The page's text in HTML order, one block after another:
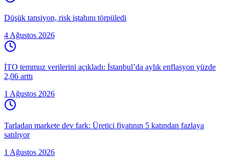
Düşük tansiyon, risk iştahını törpüledi
4 Ağustos 2026
İTO temmuz verilerini açıkladı: İstanbul’da aylık enflasyon yüzde
2,06 arttı
1 Ağustos 2026
Tarladan markete dev fark: Üretici fiyatının 5 katından fazlaya
satılıyor
1 Ağustos 2026